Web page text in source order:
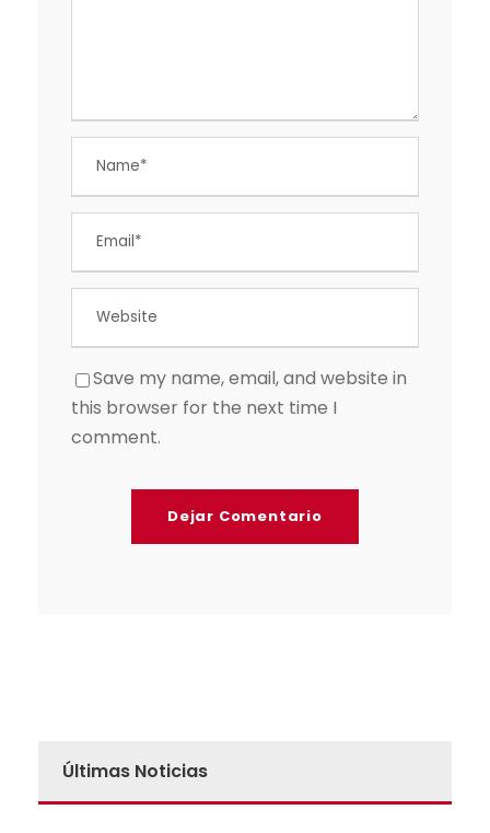
Save my name, email, and website in
this browser for the next time I
comment.
a
Últimas Noticias